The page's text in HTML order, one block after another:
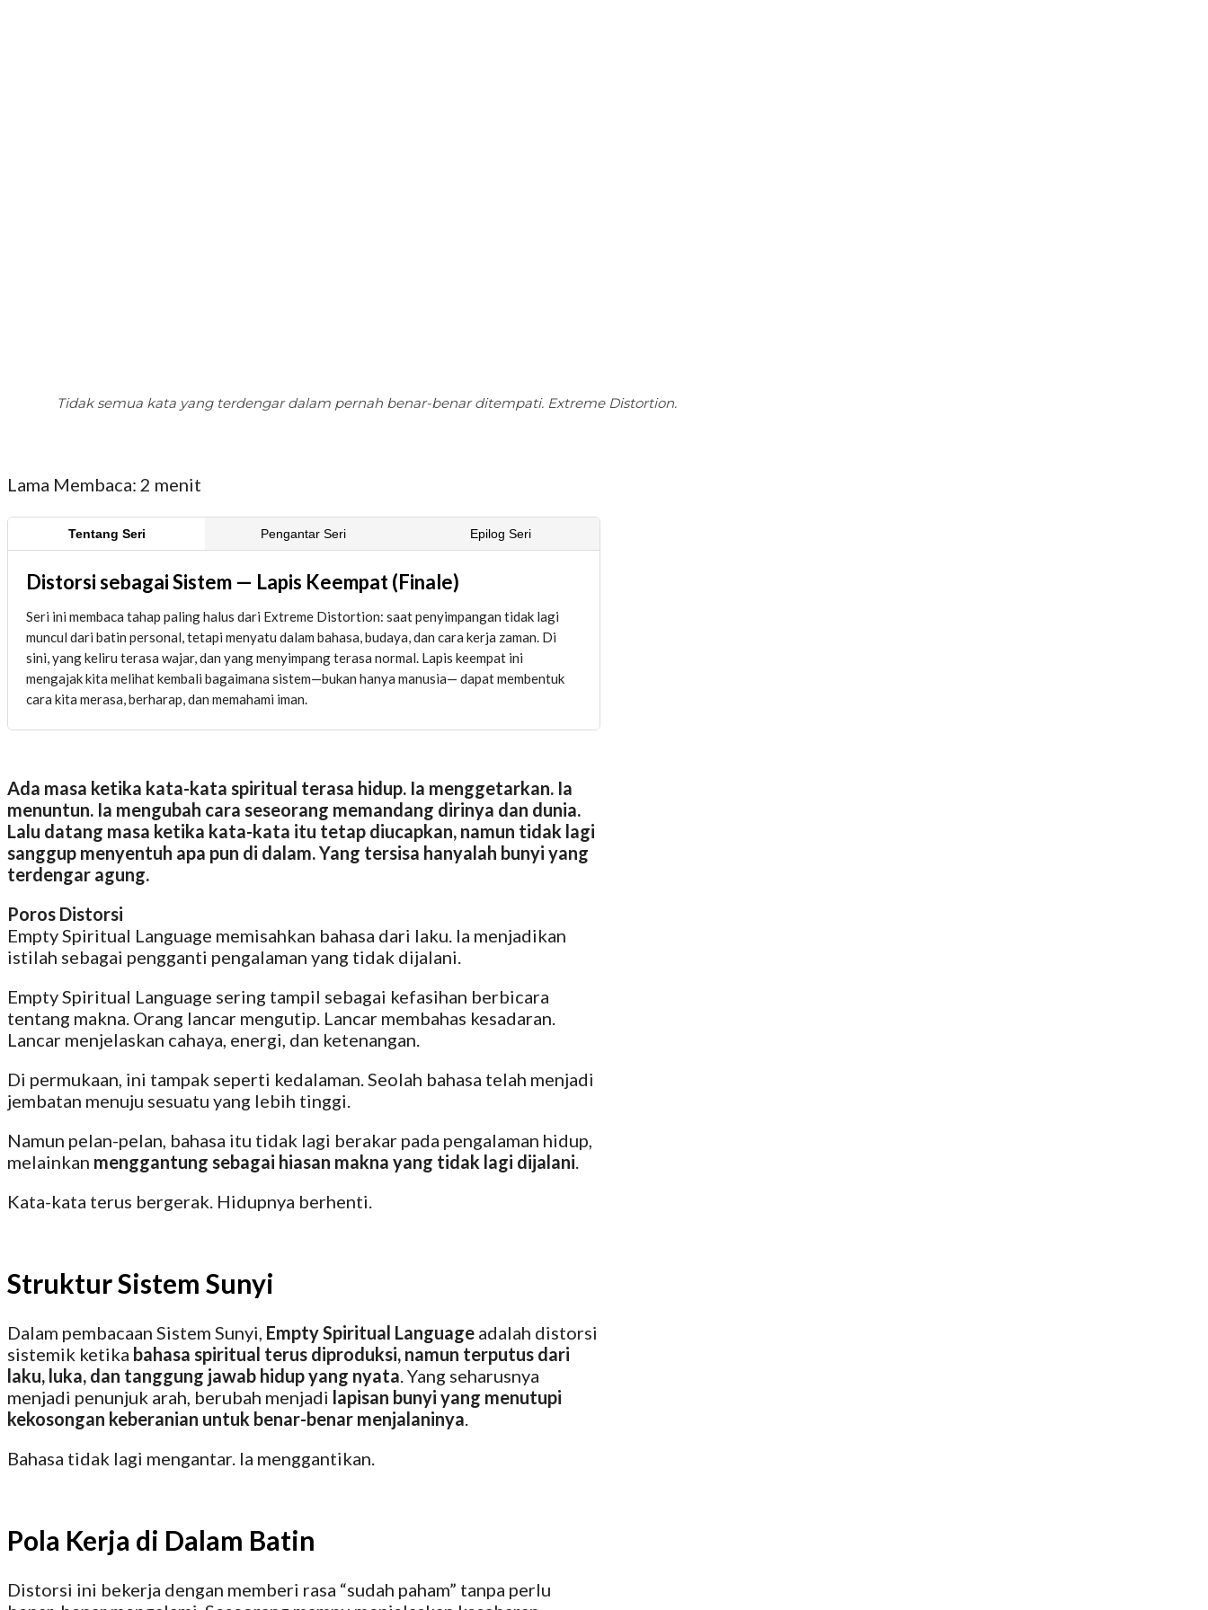
Tidak semua kata yang terdengar dalam pernah benar-benar ditempati. Extreme Distortion.
Lama Membaca: 2 menit
Tentang Seri Pengantar Seri Epilog Seri
Distorsi sebagai Sistem — Lapis Keempat (Finale)
Seri ini membaca tahap paling halus dari Extreme Distortion: saat penyimpangan tidak lagi
muncul dari batin personal, tetapi menyatu dalam bahasa, budaya, dan cara kerja zaman. Di
sini, yang keliru terasa wajar, dan yang menyimpang terasa normal. Lapis keempat ini
mengajak kita melihat kembali bagaimana sistem—bukan hanya manusia— dapat membentuk
cara kita merasa, berharap, dan memahami iman.
Ada masa ketika kata-kata spiritual terasa hidup. Ia menggetarkan. Ia
menuntun. Ia mengubah cara seseorang memandang dirinya dan dunia.
Lalu datang masa ketika kata-kata itu tetap diucapkan, namun tidak lagi
sanggup menyentuh apa pun di dalam. Yang tersisa hanyalah bunyi yang
terdengar agung.
Poros Distorsi
Empty Spiritual Language memisahkan bahasa dari laku. Ia menjadikan
istilah sebagai pengganti pengalaman yang tidak dijalani.
Empty Spiritual Language sering tampil sebagai kefasihan berbicara
tentang makna. Orang lancar mengutip. Lancar membahas kesadaran.
Lancar menjelaskan cahaya, energi, dan ketenangan.
Di permukaan, ini tampak seperti kedalaman. Seolah bahasa telah menjadi
jembatan menuju sesuatu yang lebih tinggi.
Namun pelan-pelan, bahasa itu tidak lagi berakar pada pengalaman hidup,
melainkan menggantung sebagai hiasan makna yang tidak lagi dijalani.
Kata-kata terus bergerak. Hidupnya berhenti.
Struktur Sistem Sunyi
Dalam pembacaan Sistem Sunyi, Empty Spiritual Language adalah distorsi
sistemik ketika bahasa spiritual terus diproduksi, namun terputus dari
laku, luka, dan tanggung jawab hidup yang nyata. Yang seharusnya
menjadi penunjuk arah, berubah menjadi lapisan bunyi yang menutupi
kekosongan keberanian untuk benar-benar menjalaninya.
Bahasa tidak lagi mengantar. Ia menggantikan.
Pola Kerja di Dalam Batin
Distorsi ini bekerja dengan memberi rasa “sudah paham” tanpa perlu